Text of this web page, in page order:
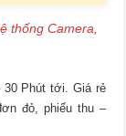
thống Camera,
30 Phút tới. Giá rẻ
đỏ, phiếu thu –